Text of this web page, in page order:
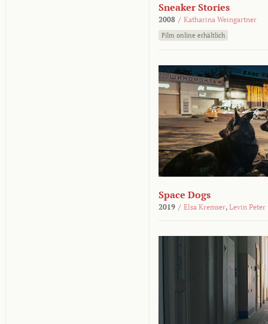
Sneaker Stories
2008 / Katharina Weingartner
Film online erhältlich
Space Dogs
2019 / Elsa Kremser, Levin Peter